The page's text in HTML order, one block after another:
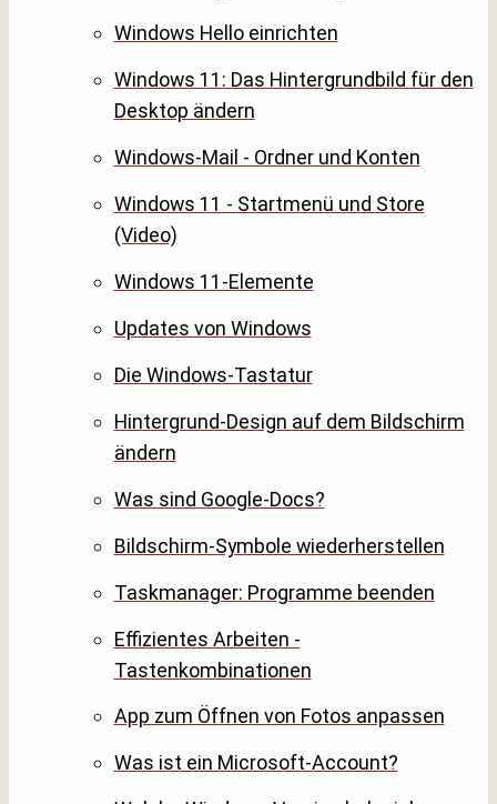
Windows Hello einrichten
Windows 11: Das Hintergrundbild für den
Desktop ändern
Windows-Mail - Ordner und Konten
Windows 11 - Startmenü und Store
(Video)
Windows 11-Elemente
Updates von Windows
Die Windows-Tastatur
Hintergrund-Design auf dem Bildschirm
ändern
Was sind Google-Docs?
Bildschirm-Symbole wiederherstellen
Taskmanager: Programme beenden
Effizientes Arbeiten -
Tastenkombinationen
App zum Öffnen von Fotos anpassen
Was ist ein Microsoft-Account?